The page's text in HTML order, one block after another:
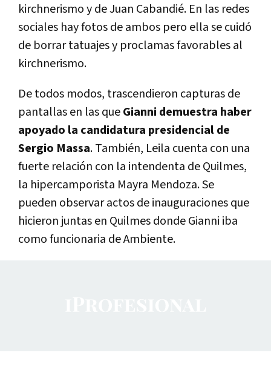
kirchnerismo y de Juan Cabandié. En las redes
sociales hay fotos de ambos pero ella se cuidó
de borrar tatuajes y proclamas favorables al
kirchnerismo.
De todos modos, trascendieron capturas de
pantallas en las queGianni demuestra haber
apoyado la candidatura presidencial de
Sergio Massa. También, Leila cuenta con una
fuerte relación con la intendenta de Quilmes,
la hipercamporista Mayra Mendoza. Se
pueden observar actos de inauguraciones que
hicieron juntas en Quilmes donde Gianni iba
como funcionaria de Ambiente.